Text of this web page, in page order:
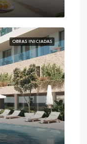
OBRAS INICIADAS